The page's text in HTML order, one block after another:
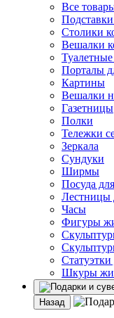
Все
Столики
Вешалки
Порталы
Картины
Вешалки
Газетницы
Полки
Тележки
Зеркала
Сундуки
Ширмы
Посуда
Лестницы
Часы
Фигуры
Статуэтки
Шкуры
Назад